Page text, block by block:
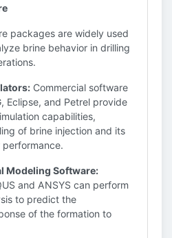
packages are widely used
brine behavior in drilling
Commercial software
Eclipse, and Petrel provide
capabilities,
of brine injection and its
Modeling Software:
and ANSYS can perform
to predict the
of the formation to